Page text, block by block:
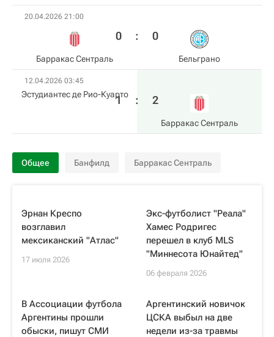
20.04.2026 21:00
Барракас Сентраль
0 : 0
Бельграно
12.04.2026 03:45
Эстудиантес де Рио-Куарто
1 : 2
Барракас Сентраль
Общее Банфилд Барракас Сентраль
Эрнан Креспо
возглавил
мексиканский "Атлас"
17 июля 2026
Экс-футболист "Реала"
Хамес Родригес
перешел в клуб MLS
"Миннесота Юнайтед"
06 февраля 2026
В Ассоциации футбола
Аргентины прошли
обыски, пишут СМИ
Аргентинский новичок
ЦСКА выбыл на две
недели из-за травмы